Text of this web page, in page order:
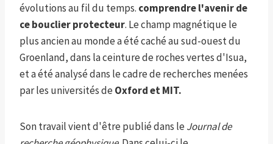
évolutions au fil du temps. comprendre l'avenir de
ce bouclier protecteur. Le champ magnétique le
plus ancien au monde a été caché au sud-ouest du
Groenland, dans la ceinture de roches vertes d'Isua,
et a été analysé dans le cadre de recherches menées
par les universités de Oxford et MIT.
Son travail vient d'être publié dans le Journal de